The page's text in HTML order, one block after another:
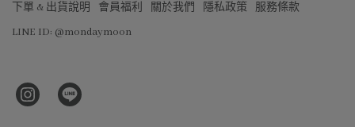
下單 & 出貨說明 會員福利 關於我們 隱私政策
服務條款
LINE ID: @mondaymoon